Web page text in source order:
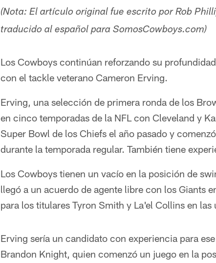
(Nota: El artículo original fue escrito por Rob
traducido al español para SomosCowboys.com)
Los Cowboys continúan reforzando su
con el tackle veterano Cameron Erving.
Erving, una selección de primera ronda de los
en cinco temporadas de la NFL con Cleveland y
Super Bowl de los Chiefs el año pasado y
durante la temporada regular. También tiene
Los Cowboys tienen un vacío en la posición de
llegó a un acuerdo de agente libre con los Giants
para los titulares Tyron Smith y La'el Collins en
Erving sería un candidato con experiencia para
Brandon Knight, quien comenzó un juego en la